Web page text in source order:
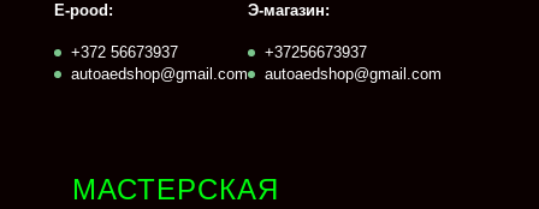
E-pood:
+372 56673937
autoaedshop@gmail.com
Э-магазин:
+37256673937
autoaedshop@gmail.com
МАСТЕРСКАЯ